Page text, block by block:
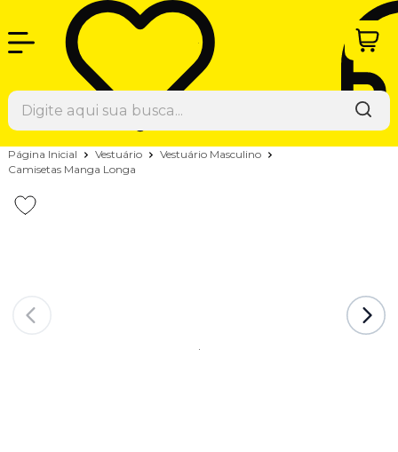
Página Inicial Vestuário
Vestuário Masculino
Camisetas Manga Longa